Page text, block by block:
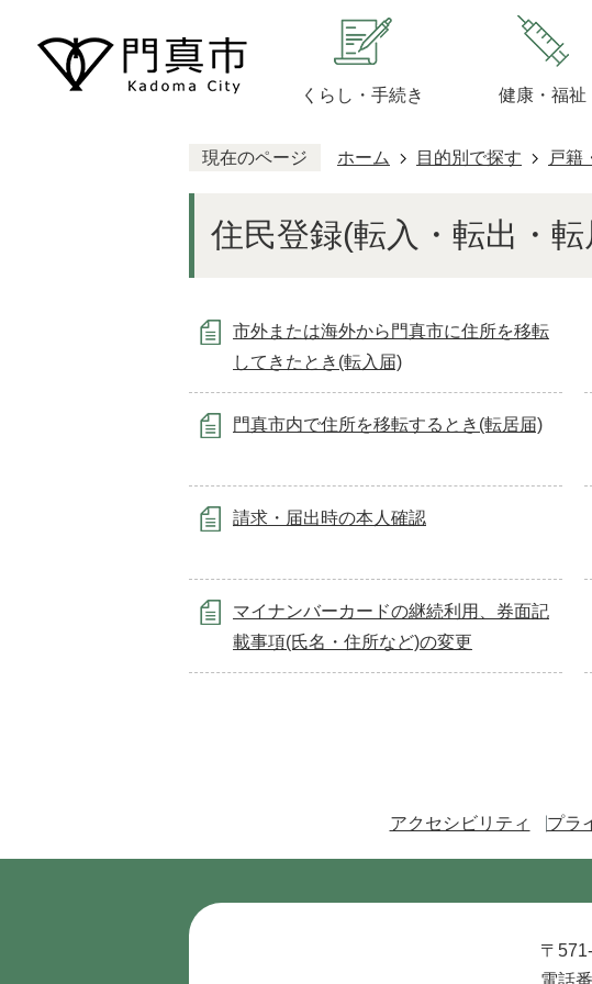
くらし・手続き 健康・福祉
現在のページ ホーム 目的別で探す 戸籍
住民登録(転入・転出・
市外または海外から門真市に住所を移転
してきたとき(転入届)
門真市内で住所を移転するとき(転居届)
請求・届出時の本人確認
マイナンバーカードの継続利用、券面記
載事項(氏名・住所など)の変更
アクセシビリティ プラ
〒
電話